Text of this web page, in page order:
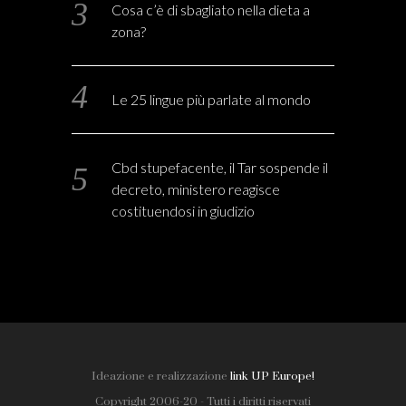
Cosa c’è di sbagliato nella dieta a
zona?
Le 25 lingue più parlate al mondo
Cbd stupefacente, il Tar sospende il
decreto, ministero reagisce
costituendosi in giudizio
Ideazione e realizzazione link UP Europe!
Copyright 2006-20 - Tutti i diritti riservati